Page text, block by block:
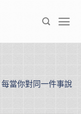
每當你對同一件事說